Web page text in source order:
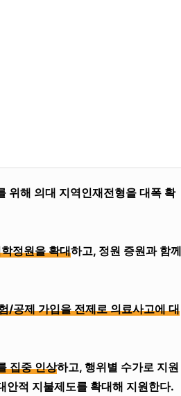
위해 의대 지역인재전형을 대폭 확
정원을 확대하고, 정원 증원과 함께
/공제 가입을 전제로 의료사고에 대
집중 인상하고, 행위별 수가로 지원
안적 지불제도를 확대해 지원한다.